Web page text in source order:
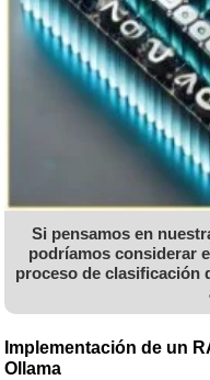
Si pensamos en
podríamos considerar
proceso de clasificación
Implementación de un
Ollama